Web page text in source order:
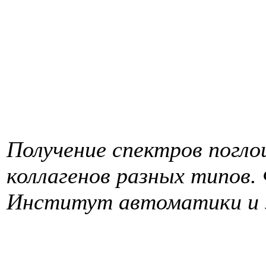
Получение спектров
коллагенов разных
Институт автоматики